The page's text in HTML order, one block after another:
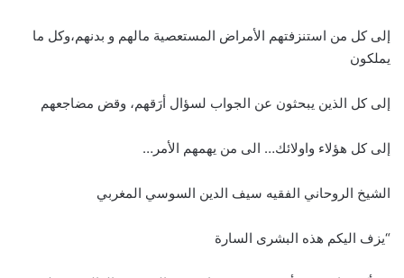
إلى كل من استنزفتهم الأمراض المستعصية مالهم و بدنهم،وكل ما
يملكون
إلى كل الذين يبحثون عن الجواب لسؤال أرَقهم، وقض مضاجعهم
إلى كل هؤلاء واولائك… الى من يهمهم الأمر…
الشيخ الروحاني الفقيه سيف الدين السوسي المغربي
“يزف اليكم هذه البشرى السارة